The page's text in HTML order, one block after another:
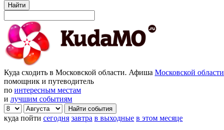
Найти
Куда сходить в Московской области. Афиша Московской области
помощник и путеводитель
по интересным местам
и лучшим событиям
куда пойти сегодня завтра в выходные в этом месяце